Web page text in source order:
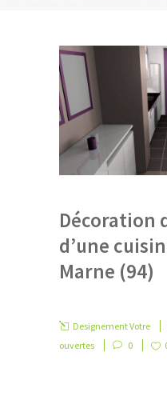
Décoration
d’une
Marne (94)
Designement Votre
ouvertes
0